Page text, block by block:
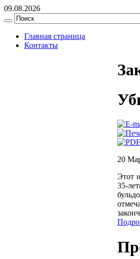
09.08.2026
Главная страница
Контакты
20
Этот
35-